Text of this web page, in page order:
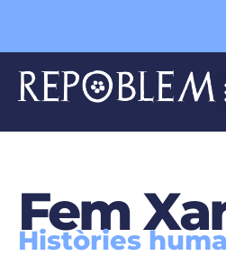
Fem
Històries